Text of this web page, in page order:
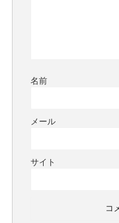
名前
メール
サイト